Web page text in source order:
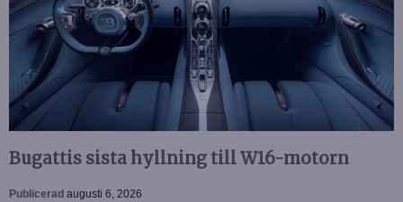
Bugattis sista hyllning till W16-motorn
Publicerad augusti 6, 2026